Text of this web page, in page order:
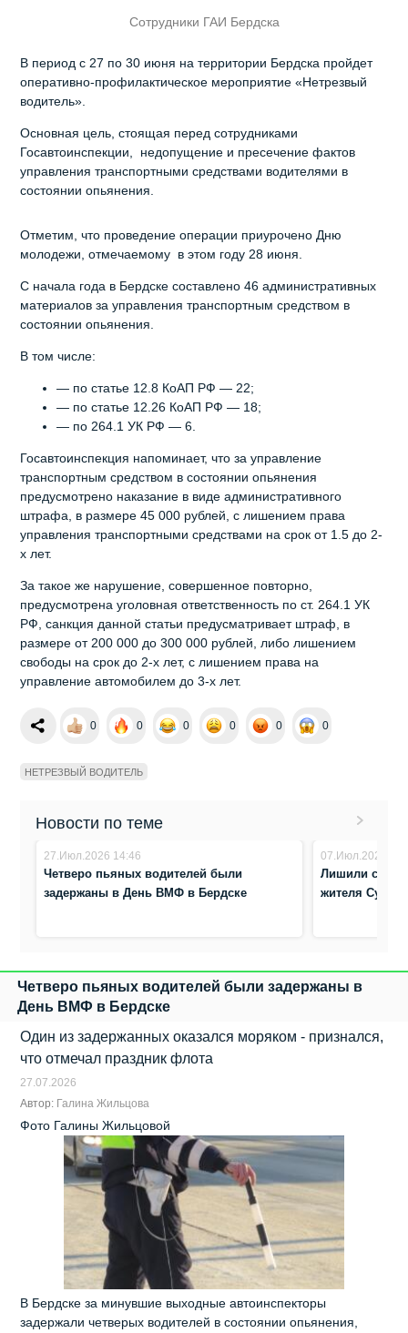
Сотрудники ГАИ Бердска
В период с 27 по 30 июня на территории Бердска пройдет
оперативно-профилактическое мероприятие «Нетрезвый
водитель».
Основная цель, стоящая перед сотрудниками
Госавтоинспекции, недопущение и пресечение фактов
управления транспортными средствами водителями в
состоянии опьянения.
Отметим, что проведение операции приурочено Дню
молодежи, отмечаемому в этом году 28 июня.
С начала года в Бердске составлено 46 административных
материалов за управления транспортным средством в
состоянии опьянения.
В том числе:
— по статье 12.8 КоАП РФ — 22;
— по статье 12.26 КоАП РФ — 18;
— по 264.1 УК РФ — 6.
Госавтоинспекция напоминает, что за управление
транспортным средством в состоянии опьянения
предусмотрено наказание в виде административного
штрафа, в размере 45 000 рублей, с лишением права
управления транспортными средствами на срок от 1.5 до 2-
х лет.
За такое же нарушение, совершенное повторно,
предусмотрена уголовная ответственность по ст. 264.1 УК
РФ, санкция данной статьи предусматривает штраф, в
размере от 200 000 до 300 000 рублей, либо лишением
свободы на срок до 2-х лет, с лишением права на
управление автомобилем до 3-х лет.
0 0 0 0 0 0
НЕТРЕЗВЫЙ ВОДИТЕЛЬ
Новости по теме
27.Июл.2026 14:46
Четверо пьяных водителей были
задержаны в День ВМФ в Бердске
07.Июл.2026
Лишили
жителя
Четверо пьяных водителей были задержаны в
День ВМФ в Бердске
Один из задержанных оказался моряком - признался,
что отмечал праздник флота
27.07.2026
Автор: Галина Жильцова
Фото Галины Жильцовой
В Бердске за минувшие выходные автоинспекторы
задержали четверых водителей в состоянии опьянения,